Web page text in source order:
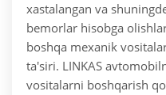
xastalangan va
bemorlar hisobga
boshqa mexanik
ta'siri. LINKAS
vositalarni boshqarish